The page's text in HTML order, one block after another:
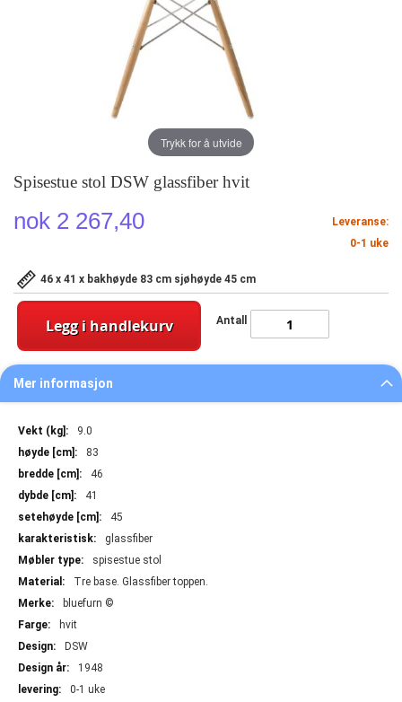
Spisestue stol DSW glassfiber hvit
nok 2 267,40
Leveranse:
0-1 uke
46 x 41 x bakhøyde 83 cm sjøhøyde 45 cm
Antall
Legg i handlekurv
Trykk for å utvide
Mer informasjon
Mer
informasjon
9.0
83
46
41
45
glassfiber
spisestue stol
Tre base. Glassfiber toppen.
bluefurn ©
hvit
DSW
1948
0-1 uke